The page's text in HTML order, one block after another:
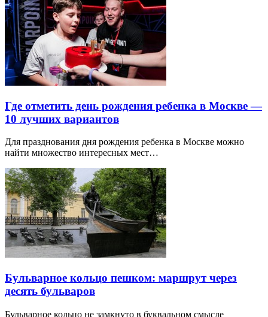
Где отметить день рождения ребенка в Москве —
10 лучших вариантов
Для празднования дня рождения ребенка в Москве можно
найти множество интересных мест…
Бульварное кольцо пешком: маршрут через
десять бульваров
Бульварное кольцо не замкнуто в буквальном смысле